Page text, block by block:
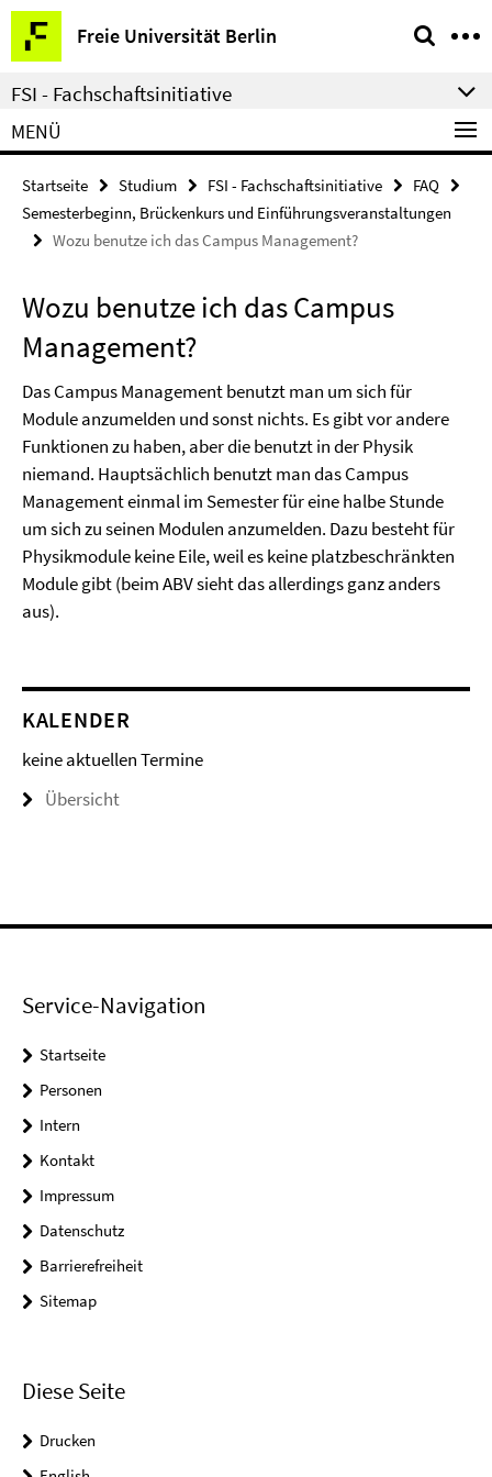
Springe
direkt
zu
Inhalt
Freie Universität Berlin
Service-
Navigation
FSI - Fachschaftsinitiative
MENÜ
Startseite Studium FSI - Fachschaftsinitiative
FAQ
Semesterbeginn, Brückenkurs und Einführungsveranstaltungen
Wozu benutze ich das Campus Management?
Wozu benutze ich das Campus
Management?
Das Campus Management benutzt man um sich für
Module anzumelden und sonst nichts. Es gibt vor andere
Funktionen zu haben, aber die benutzt in der Physik
niemand. Hauptsächlich benutzt man das Campus
Management einmal im Semester für eine halbe Stunde
um sich zu seinen Modulen anzumelden. Dazu besteht für
Physikmodule keine Eile, weil es keine platzbeschränkten
Module gibt (beim ABV sieht das allerdings ganz anders
aus).
KALENDER
keine aktuellen Termine
Übersicht
Service-Navigation
Startseite
Personen
Intern
Kontakt
Impressum
Datenschutz
Barrierefreiheit
Sitemap
Diese Seite
Drucken